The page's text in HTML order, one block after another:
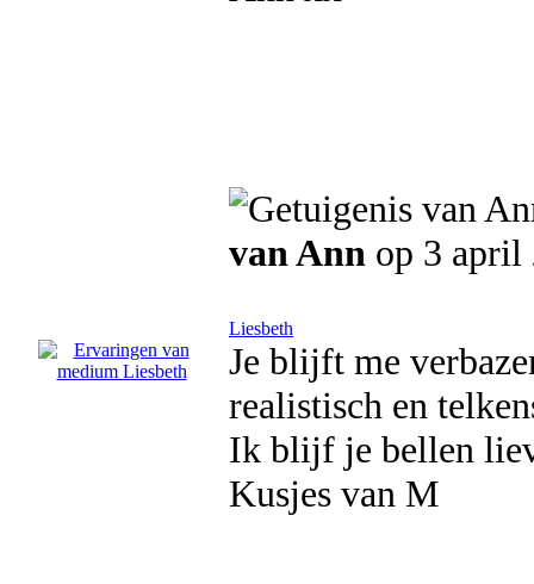
van Ann op 3 april
Liesbeth
Je blijft me
realistisch en
Ik blijf je bellen
Kusjes van M